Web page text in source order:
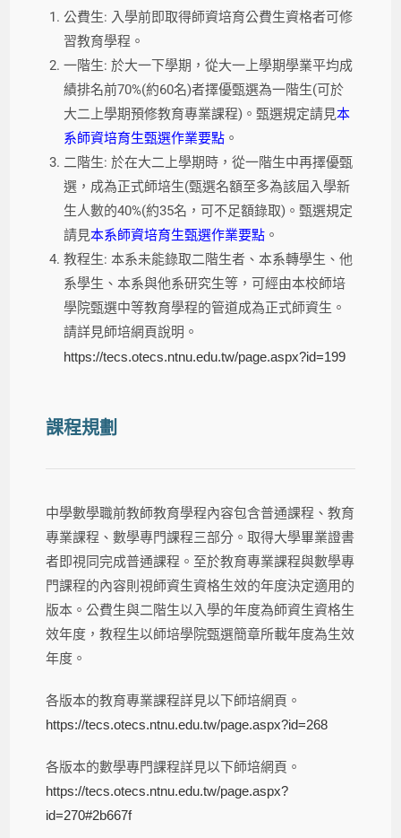
公費生: 入學前即取得師資培育公費生資格者可修
習教育學程。
一階生: 於大一下學期，從大一上學期學業平均成
績排名前70%(約60名)者擇優甄選為一階生(可於
大二上學期預修教育專業課程)。甄選規定請見本
系師資培育生甄選作業要點 。
二階生: 於在大二上學期時，從一階生中再擇優甄
選，成為正式師培生(甄選名額至多為該屆入學新
生人數的40%(約35名，可不足額錄取)。甄選規定
請見本系師資培育生甄選作業要點 。
教程生: 本系未能錄取二階生者、本系轉學生、他
系學生、本系與他系研究生等，可經由本校師培
學院甄選中等教育學程的管道成為正式師資生。
請詳見師培網頁說明。
https://tecs.otecs.ntnu.edu.tw/page.aspx?id=199
課程規劃
中學數學職前教師教育學程內容包含普通課程、教育
專業課程、數學專門課程三部分。取得大學畢業證書
者即視同完成普通課程。至於教育專業課程與數學專
門課程的內容則視師資生資格生效的年度決定適用的
版本。公費生與二階生以入學的年度為師資生資格生
效年度，教程生以師培學院甄選簡章所載年度為生效
年度。
各版本的教育專業課程詳見以下師培網頁。
https://tecs.otecs.ntnu.edu.tw/page.aspx?id=268
各版本的數學專門課程詳見以下師培網頁。
https://tecs.otecs.ntnu.edu.tw/page.aspx?
id=270#2b667f